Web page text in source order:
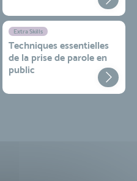
Extra Skills
Techniques essentielles
de la prise de parole en
public